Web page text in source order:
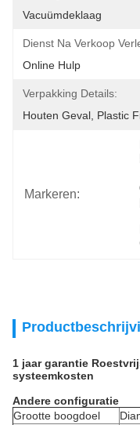
Vacuümdeklaag
Dienst Na Verkoop
Online Hulp
Verpakking Details:
Houten Geval, Plastic
Markeren:
1 jaar garantie
systeemkosten
Andere configuratie
Grootte boogdoel